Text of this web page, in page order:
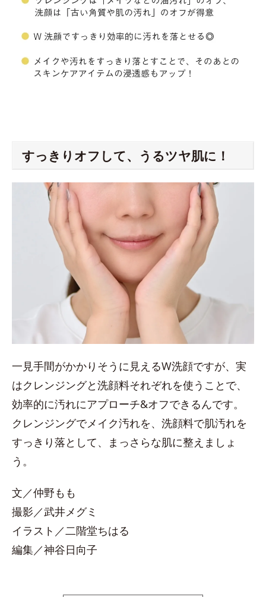
すっきりオフして、うるツヤ肌に！
一見手間がかかりそうに見えるW洗顔ですが、実
はクレンジングと洗顔料それぞれを使うことで、
効率的に汚れにアプローチ&オフできるんです。
クレンジングでメイク汚れを、洗顔料で肌汚れを
すっきり落として、まっさらな肌に整えましょ
う。
文／仲野もも
撮影／武井メグミ
イラスト／二階堂ちはる
編集／神谷日向子